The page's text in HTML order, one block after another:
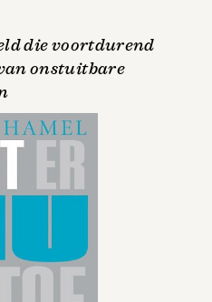
die voortdurend
onstuitbare